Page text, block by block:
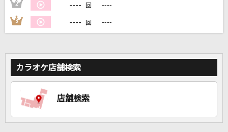
2 ---- 回 ----
3 ---- 回 ----
カラオケ店舗検索
店舗検索